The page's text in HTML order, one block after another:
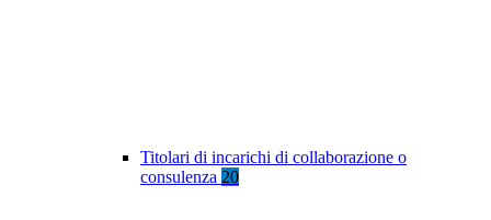
Titolari di incarichi di collaborazione o
consulenza 20